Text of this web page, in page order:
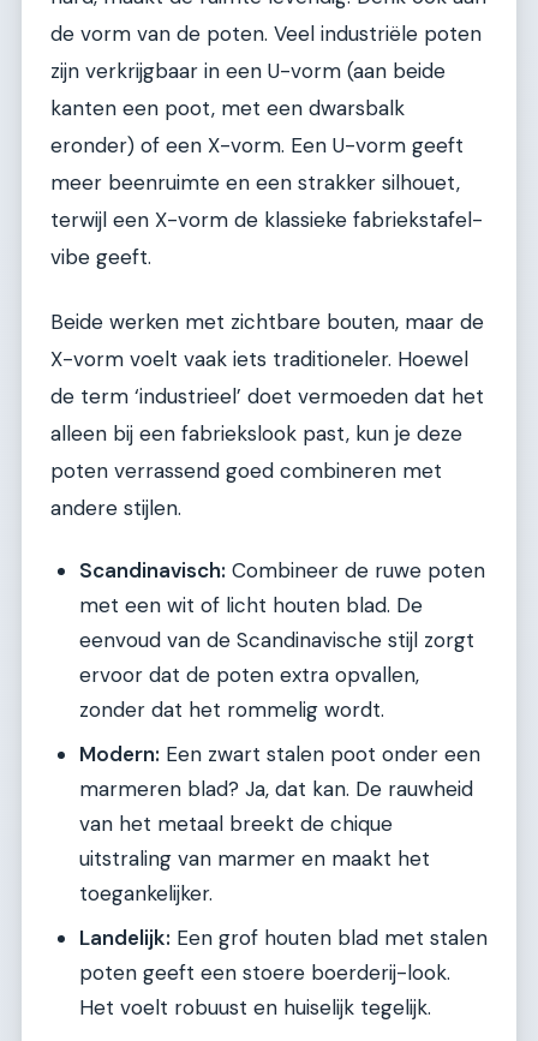
de vorm van de poten. Veel industriële poten
zijn verkrijgbaar in een U-vorm (aan beide
kanten een poot, met een dwarsbalk
eronder) of een X-vorm. Een U-vorm geeft
meer beenruimte en een strakker silhouet,
terwijl een X-vorm de klassieke fabriekstafel-
vibe geeft.
Beide werken met zichtbare bouten, maar de
X-vorm voelt vaak iets traditioneler. Hoewel
de term ‘industrieel’ doet vermoeden dat het
alleen bij een fabriekslook past, kun je deze
poten verrassend goed combineren met
andere stijlen.
Scandinavisch: Combineer de ruwe poten
met een wit of licht houten blad. De
eenvoud van de Scandinavische stijl zorgt
ervoor dat de poten extra opvallen,
zonder dat het rommelig wordt.
Modern: Een zwart stalen poot onder een
marmeren blad? Ja, dat kan. De rauwheid
van het metaal breekt de chique
uitstraling van marmer en maakt het
toegankelijker.
Landelijk: Een grof houten blad met stalen
poten geeft een stoere boerderij-look.
Het voelt robuust en huiselijk tegelijk.